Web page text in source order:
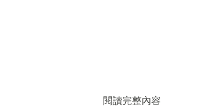
閱讀完整內容